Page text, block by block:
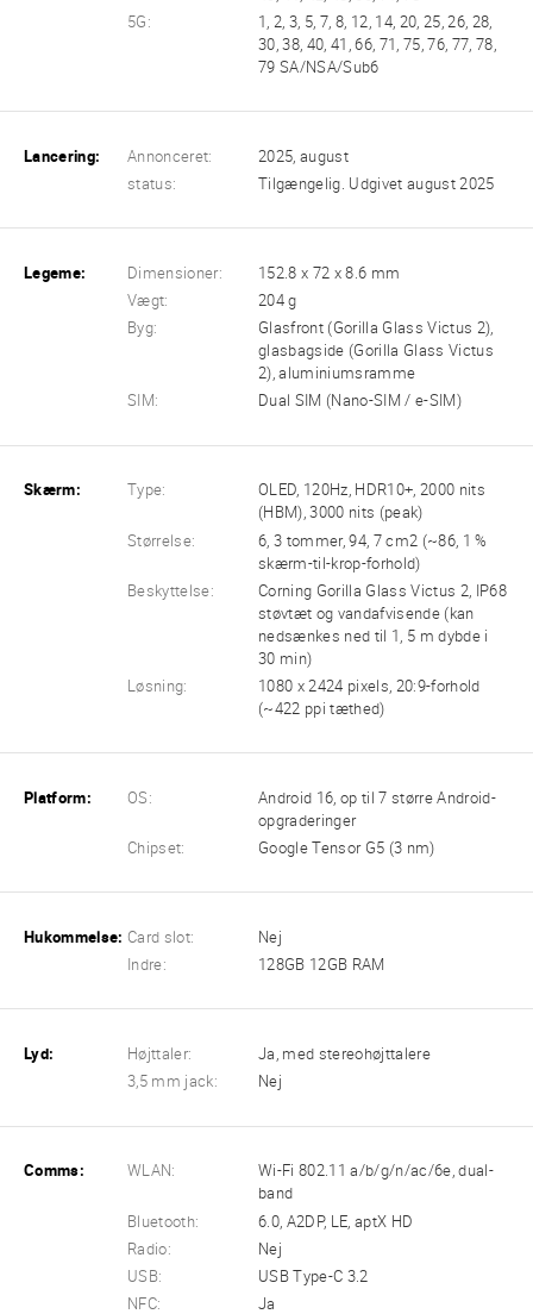
5G:
1, 2, 3, 5, 7, 8, 12, 14, 20, 25, 26, 28,
30, 38, 40, 41, 66, 71, 75, 76, 77, 78,
79 SA/NSA/Sub6
Lancering: Annonceret:
2025, august
status:
Tilgængelig. Udgivet august 2025
Legeme: Dimensioner:
152.8 x 72 x 8.6 mm
Vægt:
204 g
Byg:
Glasfront (Gorilla Glass Victus 2),
glasbagside (Gorilla Glass Victus
2), aluminiumsramme
SIM:
Dual SIM (Nano-SIM / e-SIM)
Skærm: Type:
OLED, 120Hz, HDR10+, 2000 nits
(HBM), 3000 nits (peak)
Størrelse:
6, 3 tommer, 94, 7 cm2 (~86, 1 %
skærm-til-krop-forhold)
Beskyttelse:
Corning Gorilla Glass Victus 2, IP68
støvtæt og vandafvisende (kan
nedsænkes ned til 1, 5 m dybde i
30 min)
Løsning:
1080 x 2424 pixels, 20:9-forhold
(~422 ppi tæthed)
Platform: OS:
Android 16, op til 7 større Android-
opgraderinger
Chipset:
Google Tensor G5 (3 nm)
Hukommelse: Card slot:
Nej
Indre:
128GB 12GB RAM
Lyd: Højttaler:
Ja, med stereohøjttalere
3,5 mm jack:
Nej
Comms: WLAN:
Wi-Fi 802.11 a/b/g/n/ac/6e, dual-
band
Bluetooth:
6.0, A2DP, LE, aptX HD
Radio:
Nej
USB:
USB Type-C 3.2
NFC:
Ja